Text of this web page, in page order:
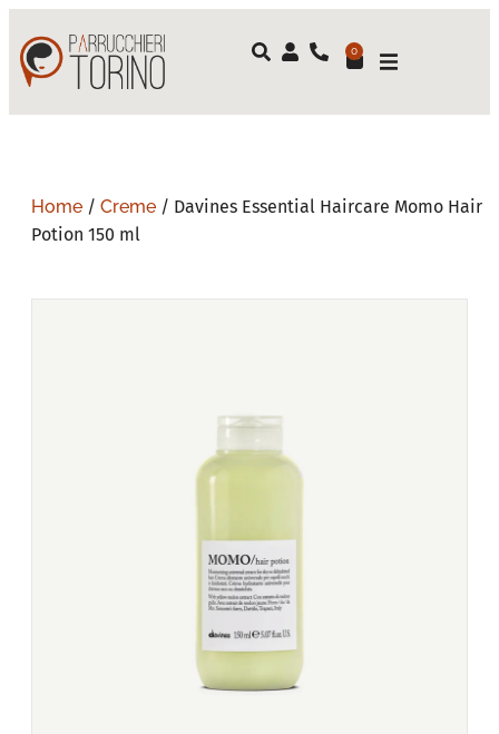
0
Home / Creme / Davines Essential Haircare Momo Hair
Potion 150 ml